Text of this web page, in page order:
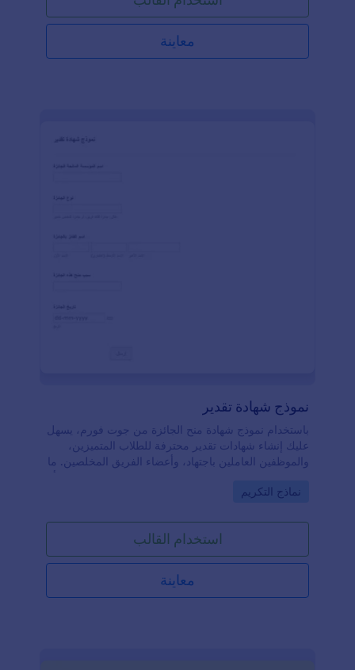
معاينة
نموذج شهادة تقدير
باستخدام نموذج شهادة منح الجائزة من جوت فورم، يسهل
عليك إنشاء شهادات تقدير محترفة للطلاب المتميزين،
والموظفين العاملين باجتهاد، وأعضاء الفريق المخلصين. ما
مجموعة الأشخاص الذين سيحصلون على الجائزة، ونوع
تمنح هذه الجائزة، وسبب الحصول على الجائزة، وتاريخ
الجائزة في الحقول الخاصة في النموذج. يعتبر قالب
النموذج هذا عالميًا ويخدم أكثر من وظيفة لإنشاء أي نوع
من الجوائز أو الشهادات التي ترغب فيها. استخدم هذا
Go to Category:
نماذج التكريم
استخدام القالب
معاينة